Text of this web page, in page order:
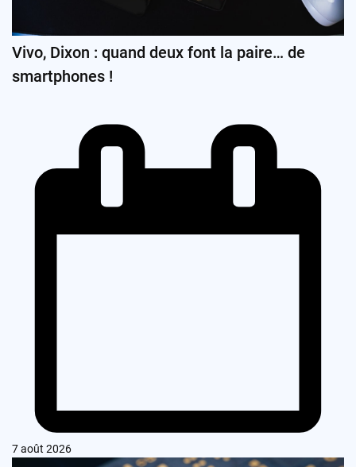
Vivo, Dixon : quand deux font la paire… de
smartphones !
7 août 2026